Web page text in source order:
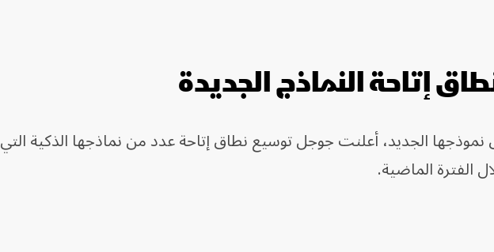
إتاحة النماذج الجديدة
الجديد، أعلنت جوجل توسيع نطاق إتاحة عدد من نماذجها الذكية
الفترة الماضية.